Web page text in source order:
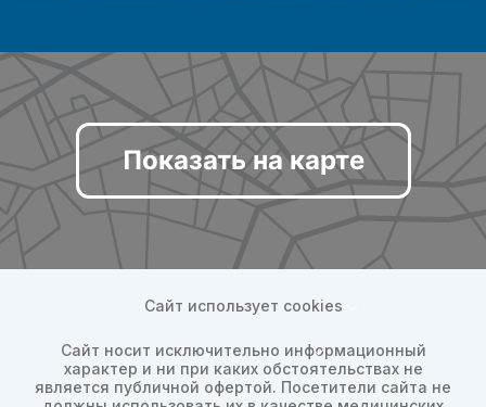
Показать на карте
Сайт использует cookies
Сайт носит исключительно информационный
характер и ни при каких обстоятельствах не
является публичной офертой. Посетители сайта не